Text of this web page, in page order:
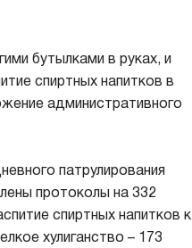
бутылками в руках, и
спиртных напитков в
административного
патрулирования
протоколы на 332
спиртных напитков к
хулиганство – 173